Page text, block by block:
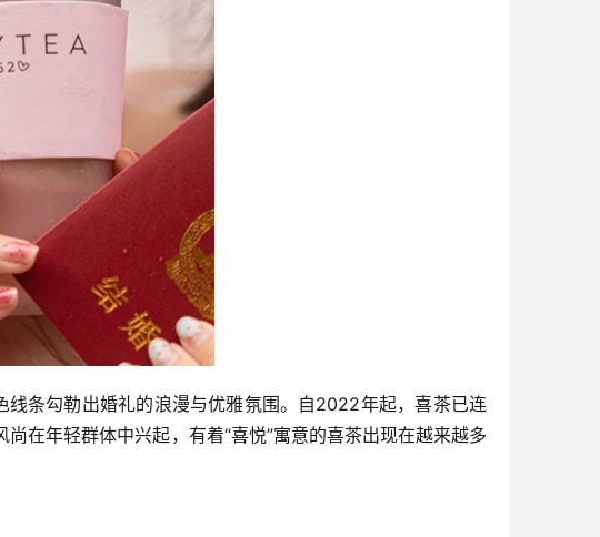
条勾勒出婚礼的浪漫与优雅氛围。自2022年起，喜茶已连
在年轻群体中兴起，有着“喜悦”寓意的喜茶出现在越来越多